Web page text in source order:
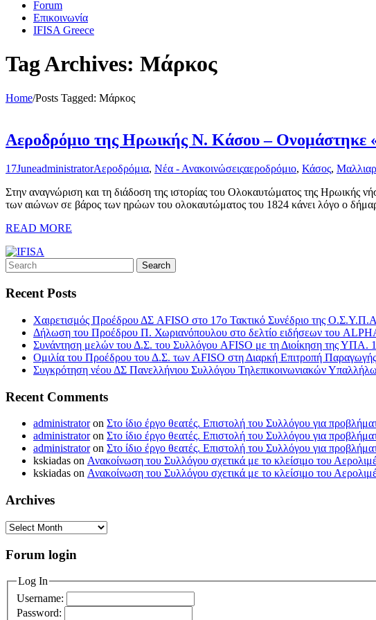
Forum
Επικοινωνία
IFISA Greece
Tag Archives: Μάρκος
Home/Posts Tagged: Μάρκος
Αεροδρόμιο της Ηρωικής Ν. Κάσου – Ονομάστηκε
17JuneadministratorΑεροδρόμια, Νέα - Ανακοινώσειςαεροδρόμιο, Κάσος,
Στην αναγνώριση και τη διάδοση της ιστορίας του Ολοκαυτώματος της Ηρωικής
των αιώνων σε βάρος των ηρώων του ολοκαυτώματος του 1824 κάνει λόγο ο
READ MORE
Recent Posts
Χαιρετισμός Προέδρου ΔΣ AFISO στο 17ο Τακτικό Συνέδριο της
Δήλωση του Προέδρου Π. Χωριανόπουλου στο δελτίο ειδήσεων του
Συνάντηση μελών του Δ.Σ. του Συλλόγου AFISO με τη Διοίκηση της ΥΠΑ.
Ομιλία του Προέδρου του Δ.Σ. των AFISO στη Διαρκή Επιτροπή
Συγκρότηση νέου ΔΣ Πανελλήνιου Συλλόγου Τηλεπικοινωνιακών
Recent Comments
administratoron Στο ίδιο έργο θεατές. Επιστολή του Συλλόγου για
administratoron Στο ίδιο έργο θεατές. Επιστολή του Συλλόγου για
administratoron Στο ίδιο έργο θεατές. Επιστολή του Συλλόγου για
kskiadas on Ανακοίνωση του Συλλόγου σχετικά με το κλείσιμο του
kskiadas on Ανακοίνωση του Συλλόγου σχετικά με το κλείσιμο του
Archives
Archives
Forum login
Log In
Username:
Password: